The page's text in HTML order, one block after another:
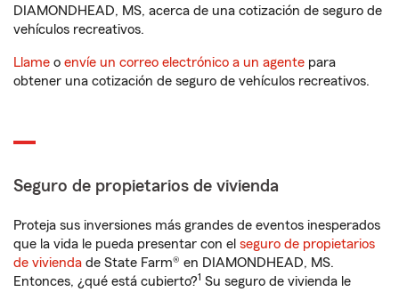
DIAMONDHEAD, MS, acerca de una cotización de seguro de
vehículos recreativos.
Llame o envíe un correo electrónico a un agente para
obtener una cotización de seguro de vehículos recreativos.
Seguro de propietarios de vivienda
Proteja sus inversiones más grandes de eventos inesperados
que la vida le pueda presentar con el seguro de propietarios
de vivienda de State Farm® en DIAMONDHEAD, MS.
Entonces, ¿qué está cubierto?1 Su seguro de vivienda le